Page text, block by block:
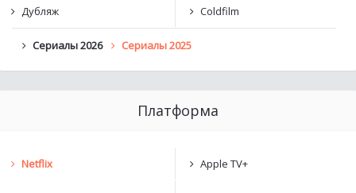
Дубляж Coldfilm
Сериалы 2026 Сериалы 2025
Платформа
Netflix Apple TV+